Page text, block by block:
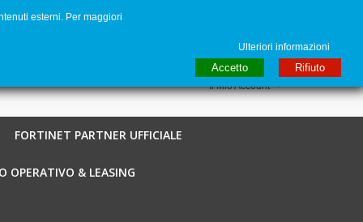
Il Mio Account
FORTINET PARTNER UFFICIALE
OPERATIVO & LEASING
esterni. Per maggiori
Ulteriori informazioni
Accetto Rifiuto